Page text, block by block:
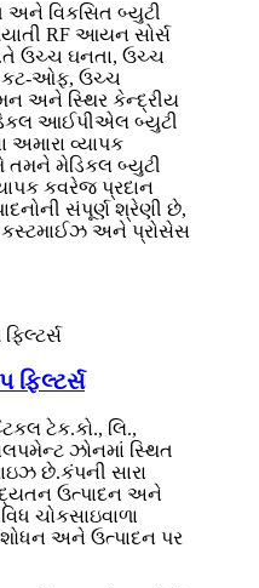
અને વિકસિત બ્યુટી
RF આયન સોર્સ
ઉચ્ચ ઘનતા, ઉચ્ચ
કટ-ઓફ, ઉચ્ચ
અને સ્થિર કેન્દ્રીય
આઈપીએલ બ્યુટી
અમારા વ્યાપક
મેડિકલ બ્યુટી
કવરેજ પ્રદાન
સંપૂર્ણ શ્રેણી છે,
અને પ્રોસેસ
ફિલ્ટર્સ
ટેક.કો., લિ.,
ઝોનમાં સ્થિત
છે.કંપની સારા
ઉત્પાદન અને
ચોકસાઇવાળા
અને ઉત્પાદન પર